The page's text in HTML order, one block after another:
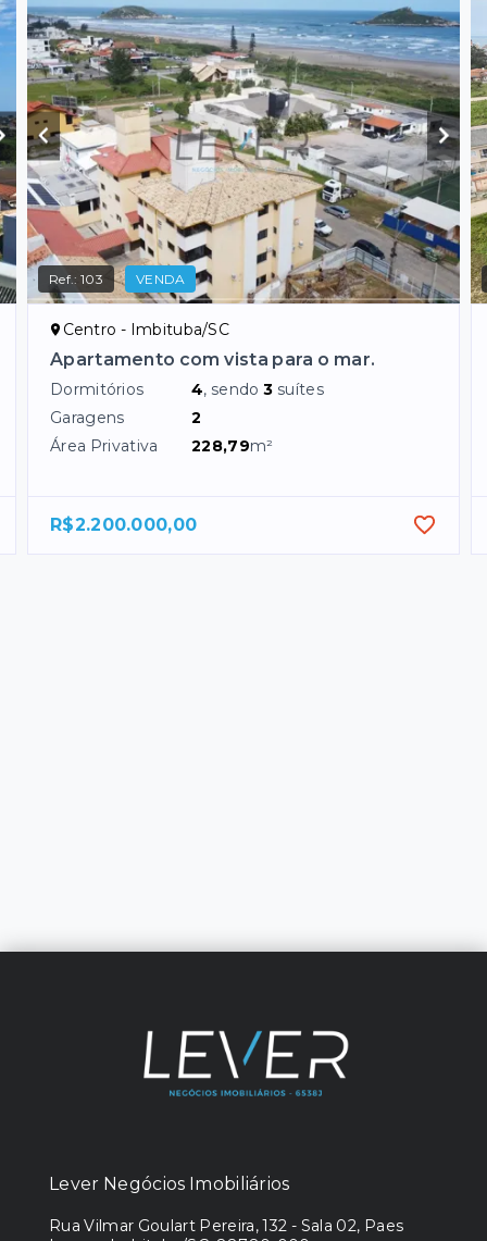
Ref.:103 VENDA
Centro - Imbituba/SC
Apartamento com vista para o mar.
Dormitórios 4, sendo3 suítes
Garagens
2
Área Privativa
228,79m²
R$2.200.000,00
Lever Negócios Imobiliários
Rua Vilmar Goulart Pereira, 132 - Sala 02, Paes